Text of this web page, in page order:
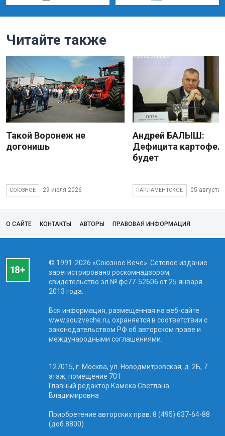
Читайте также
Такой Воронеж не
догонишь
СОЮЗНОЕ 29 июля 2026
Андрей БАЛЫШ:
Дефицита
будет
ПАРЛАМЕНТСКОЕ 05 августа
О САЙТЕ КОНТАКТЫ АВТОРЫ ПРАВОВАЯ ИНФОРМАЦИЯ
© 1991-2026 «Союзное Вече». Сетевое издание
зарегистрировано роскомнадзором,
свидетельство эл № фc77-52606 от 25 января
2013 года.
Вся информация, размещенная на веб-сайте
www.souzveche.ru, охраняется в соответствии с
законодательством РФ об авторском праве и
международными соглашениями.
127015, г. Москва, ул. Новодмитровская, д. 2Б, 7
этаж, помещение 701
Главный редактор Камека Светлана
Владимировна
Приобретение авторских прав: 8 (495) 637-64-88
(доб.8800)